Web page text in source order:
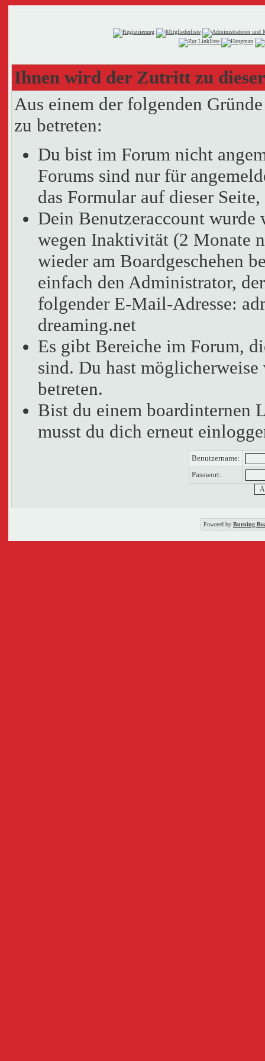
Ihnen wird der Zutritt zu
Aus einem der folgenden
zu betreten:
Du bist im Forum nicht
Forums sind nur für
das Formular auf dieser
Dein Benutzeraccount wurde
wegen Inaktivität (2 Monate
wieder am Boardgeschehen
einfach den Administrator,
folgender E-Mail-Adresse:
dreaming.net
Es gibt Bereiche im Forum,
sind. Du hast
betreten.
Bist du einem boardinternen
musst du dich erneut
Benutzername:
Passwort:
Powered by Burning